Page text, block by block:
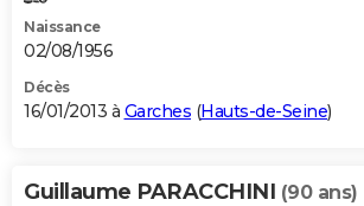
Naissance
02/08/1956
Décès
16/01/2013 à Garches (Hauts-de-Seine)
Guillaume PARACCHINI (90 ans)